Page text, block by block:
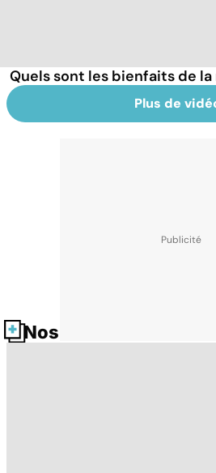
Quels sont les bienfaits de
Plus de
Nos fiches santé